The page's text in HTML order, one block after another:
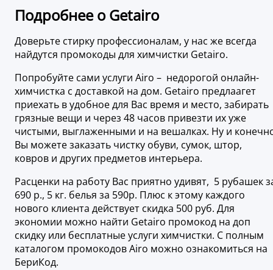
Подробнее о Getairo
Доверьте стирку профессионалам, у нас же всегда
найдутся промокоды для химчистки Getairo.
Попробуйте сами услуги Airo – недорогой онлайн-
химчистка с доставкой на дом. Getairo предлаагет
приехать в удобное для Вас время и место, забирать
грязные вещи и через 48 часов привезти их уже
чистыми, выглаженными и на вешалках. Ну и
Вы можете заказать чистку обуви, сумок, штор,
ковров и других предметов интерьера.
Расценки на работу Вас приятно удивят, 5 рубашек
690 р., 5 кг. белья за 590р. Плюс к этому каждого
нового клиента действует скидка 500 руб. Для
экономии можно найти Getairo промокод на доп
скидку или бесплатные услуги химчистки. С полным
каталогом промокодов Airo можно ознакомиться на
БериКод.